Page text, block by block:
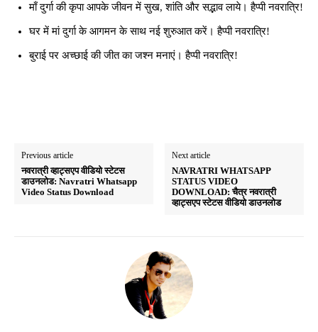
माँ दुर्गा की कृपा आपके जीवन में सुख, शांति और सद्भाव लाये। हैप्पी नवरात्रि!
घर में मां दुर्गा के आगमन के साथ नई शुरुआत करें। हैप्पी नवरात्रि!
बुराई पर अच्छाई की जीत का जश्न मनाएं। हैप्पी नवरात्रि!
Previous article
नवरात्री व्हाट्सएप वीडियो स्टेटस
डाउनलोड: Navratri Whatsapp
Video Status Download
Next article
NAVRATRI WHATSAPP
STATUS VIDEO
DOWNLOAD: चैत्र नवरात्री
व्हाट्सएप स्टेटस वीडियो डाउनलोड